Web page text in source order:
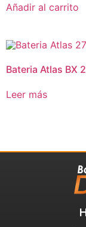
Añadir al carrito
Bateria Atlas BX
Leer más